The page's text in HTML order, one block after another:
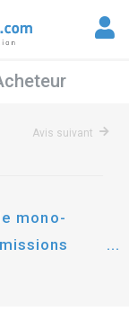
Avis suivant
mono-